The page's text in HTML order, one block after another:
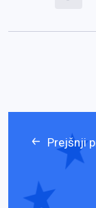
Prejšnji